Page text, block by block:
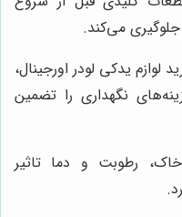
جلوگیری می‌کند.
لوازم یدکی لودر اورجینال،
نگهداری را تضمین
رطوبت و دما تاثیر